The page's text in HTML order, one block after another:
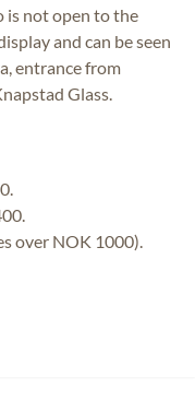
is not open to the
and can be seen
entrance from
Glass.
over NOK 1000).